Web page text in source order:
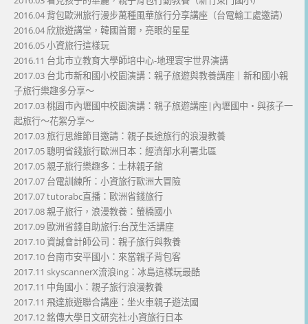
2016.04 背包歐洲旅行漫步萬種風華旅行分享講座（台電輸工處邀請）
2016.04 欣旅遊講堂，韓國首爾，亮眼的星星
2016.05 小資旅行這樣玩
2016.11 台北市立教育大學師培中心-地理寰宇世界演講
2017.03 台北市新和國小校園演講：親子旅遊與教養講座｜新和國小親
子旅行樂趣多分享～
2017.03 桃園市內壢國中校園演講：親子旅遊講座|內壢國中・與孩子一
起旅行～花絮分享～
2017.03 旅行思維節目邀請：親子長途旅行的浪漫教養
2017.05 聰明省錢旅行歐洲日本：經濟部水利署北區
2017.05 親子旅行樂趣多：士林親子館
2017.07 台電訓練所：小資旅行歐洲大冒險
2017.07 tutorabc直播：歐洲省錢旅行
2017.08 親子旅行，浪漫教養：螢橋國小
2017.09 歐洲省錢自助旅行:台茂生活講座
2017.10 資誠會計師公司：親子旅行與教養
2017.10 台南市安平國小：來當親子背包客
2017.11 skyscannerX流浪ing：冰島這樣玩最酷
2017.11 中角國小：親子旅行浪漫教養
2017.11 飛達旅遊聯合講座：坐火車親子遊法國
2017.12 銘傳大學日文研究社:小資旅行日本